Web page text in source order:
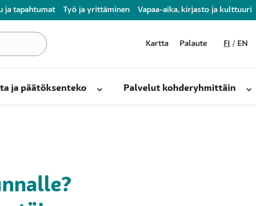
ja tapahtumat Työ ja yrittäminen Vapaa-aika, kirjasto ja kulttuuri
Kartta Palaute FI EN
ja päätöksenteko Palvelut kohderyhmittäin